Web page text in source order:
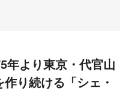
年より東京・代官山
り続ける「シェ・